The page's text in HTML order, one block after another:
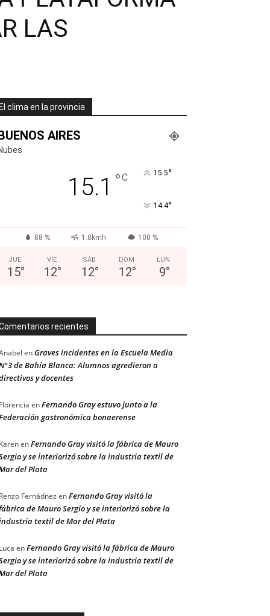
LAS
El clima en la provincia
AIRES
15.1 °C 15.5°
14.4°
88 % 1.8kmh 100 %
JUE
15°
VIE
12°
SÁB
12°
DOM
12°
LUN
9°
recientes
enGraves incidentes en la Escuela Media
de Bahía Blanca: Alumnos agredieron a
y docentes
Florencia enFernando Gray estuvo junto a la
gastronómica bonaerense
KarenenFernando Gray visitó la fábrica de Mauro
y se interiorizó sobre la industria textil de
del Plata
Renzo Fernádnez enFernando Gray visitó la
de Mauro Sergio y se interiorizó sobre la
textil de Mar del Plata
Luca enFernando Gray visitó la fábrica de Mauro
y se interiorizó sobre la industria textil de
del Plata